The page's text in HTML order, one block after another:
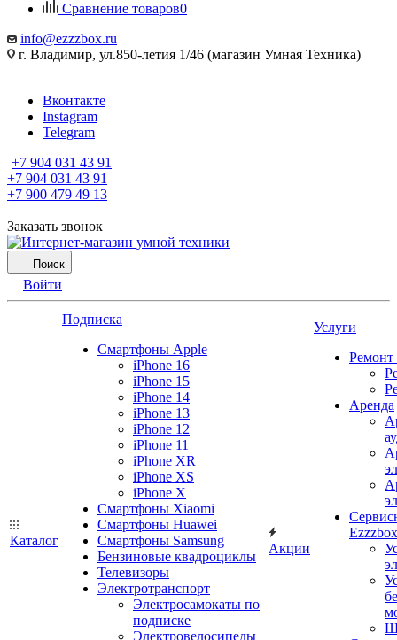
Сравнение товаров0
info@ezzzbox.ru
г. Владимир, ул.850-летия 1/46 (магазин Умная Техника)
Вконтакте
Instagram
Telegram
+7 904 031 43 91
+7 904 031 43 91
+7 900 479 49 13
Заказать звонок
Поиск
Войти
Каталог
Подписка
Смартфоны Apple
iPhone 16
iPhone 15
iPhone 14
iPhone 13
iPhone 12
iPhone 11
iPhone XR
iPhone XS
iPhone X
Смартфоны Xiaomi
Смартфоны Huawei
Смартфоны Samsung
Бензиновые квадроциклы
Телевизоры
Электротранспорт
Электросамокаты по
подписке
Электровелосипеды
Акции
Услуги
Ремонт
Аренда
Ezzzbox